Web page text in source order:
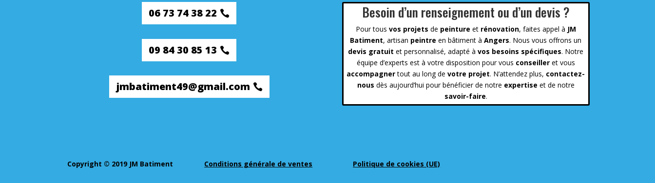
06 73 74 38 22
09 84 30 85 13
jmbatiment49@gmail.com
Besoin d’un renseignement ou d’un devis ?
Pour tous vos projets de peinture et rénovation, faites appel à JM
Batiment, artisan peintre en bâtiment àAngers. Nous vous offrons un
devis gratuit et personnalisé, adapté àvos besoins spécifiques. Notre
équipe d’experts est à votre disposition pour vous conseilleret vous
accompagnertout au long devotre projet. N’attendez plus, contactez-
nous dès aujourd’hui pour bénéficier de notre expertise et de notre
savoir-faire.
Copyright © 2019 JM Batiment Conditions générale de ventes Politique de cookies (UE)